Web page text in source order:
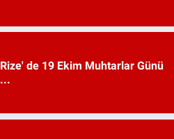
Rize' de 19 Ekim Muhtarlar Günü
...